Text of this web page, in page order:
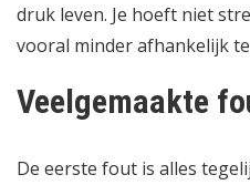
druk leven. Je hoeft niet
vooral minder afhankelijk
Veelgemaakte
De eerste fout is alles